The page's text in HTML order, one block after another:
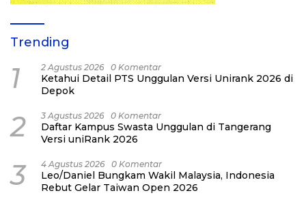
Trending
1 2 Agustus 2026 0 Komentar
Ketahui Detail PTS Unggulan Versi Unirank 2026 di
Depok
2 3 Agustus 2026 0 Komentar
Daftar Kampus Swasta Unggulan di Tangerang
Versi uniRank 2026
3 4 Agustus 2026 0 Komentar
Leo/Daniel Bungkam Wakil Malaysia, Indonesia
Rebut Gelar Taiwan Open 2026